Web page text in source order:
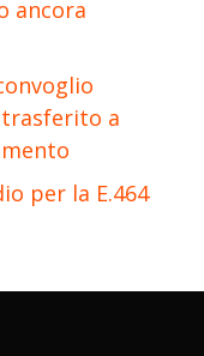
ancora
a
per la E.464